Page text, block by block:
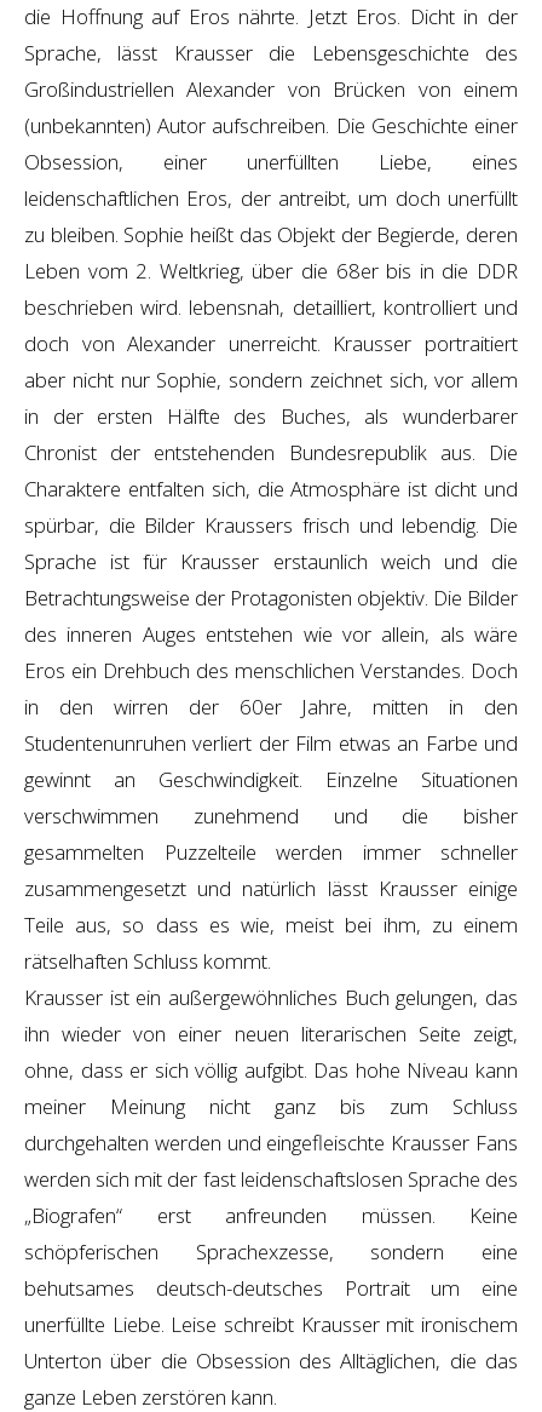
die Hoffnung auf Eros nährte. Jetzt Eros. Dicht in der
Sprache, lässt Krausser die Lebensgeschichte des
Großindustriellen Alexander von Brücken von einem
(unbekannten) Autor aufschreiben. Die Geschichte einer
Obsession, einer unerfüllten Liebe, eines
leidenschaftlichen Eros, der antreibt, um doch unerfüllt
zu bleiben. Sophie heißt das Objekt der Begierde, deren
Leben vom 2. Weltkrieg, über die 68er bis in die DDR
beschrieben wird. lebensnah, detailliert, kontrolliert und
doch von Alexander unerreicht. Krausser portraitiert
aber nicht nur Sophie, sondern zeichnet sich, vor allem
in der ersten Hälfte des Buches, als wunderbarer
Chronist der entstehenden Bundesrepublik aus. Die
Charaktere entfalten sich, die Atmosphäre ist dicht und
spürbar, die Bilder Kraussers frisch und lebendig. Die
Sprache ist für Krausser erstaunlich weich und die
Betrachtungsweise der Protagonisten objektiv. Die Bilder
des inneren Auges entstehen wie vor allein, als wäre
Eros ein Drehbuch des menschlichen Verstandes. Doch
in den wirren der 60er Jahre, mitten in den
Studentenunruhen verliert der Film etwas an Farbe und
gewinnt an Geschwindigkeit. Einzelne Situationen
verschwimmen zunehmend und die bisher
gesammelten Puzzelteile werden immer schneller
zusammengesetzt und natürlich lässt Krausser einige
Teile aus, so dass es wie, meist bei ihm, zu einem
rätselhaften Schluss kommt.
Krausser ist ein außergewöhnliches Buch gelungen, das
ihn wieder von einer neuen literarischen Seite zeigt,
ohne, dass er sich völlig aufgibt. Das hohe Niveau kann
meiner Meinung nicht ganz bis zum Schluss
durchgehalten werden und eingefleischte Krausser Fans
werden sich mit der fast leidenschaftslosen Sprache des
„Biografen“ erst anfreunden müssen. Keine
schöpferischen Sprachexzesse, sondern eine
behutsames deutsch-deutsches Portrait um eine
unerfüllte Liebe. Leise schreibt Krausser mit ironischem
Unterton über die Obsession des Alltäglichen, die das
ganze Leben zerstören kann.